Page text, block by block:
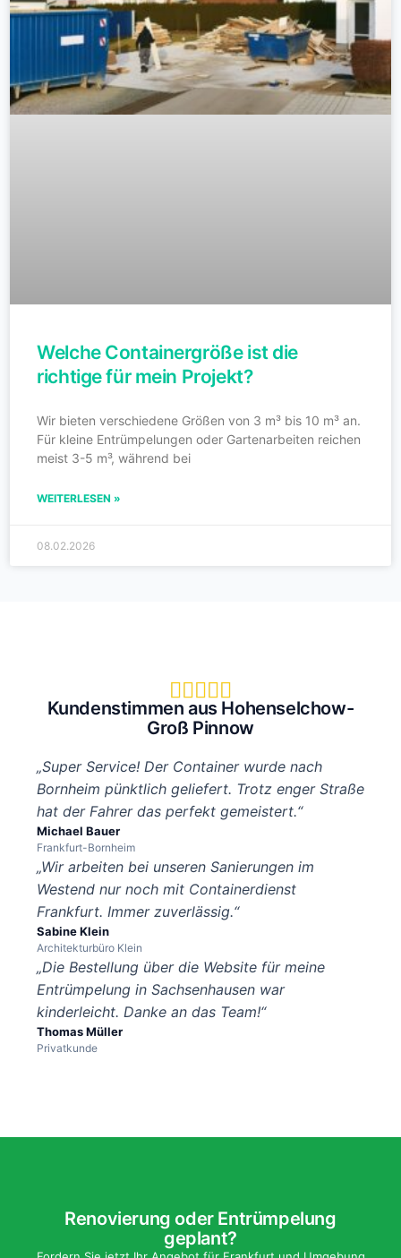
Welche Containergröße ist die
richtige für mein Projekt?
Wir bieten verschiedene Größen von 3 m³ bis 10 m³ an.
Für kleine Entrümpelungen oder Gartenarbeiten reichen
meist 3-5 m³, während bei
WEITERLESEN »
08.02.2026
    
Kundenstimmen aus Hohenselchow-
Groß Pinnow
„Super Service! Der Container wurde nach
Bornheim pünktlich geliefert. Trotz enger Straße
hat der Fahrer das perfekt gemeistert.“
Michael Bauer
Frankfurt-Bornheim
„Wir arbeiten bei unseren Sanierungen im
Westend nur noch mit Containerdienst
Frankfurt. Immer zuverlässig.“
Sabine Klein
Architekturbüro Klein
„Die Bestellung über die Website für meine
Entrümpelung in Sachsenhausen war
kinderleicht. Danke an das Team!“
Thomas Müller
Privatkunde
Renovierung oder Entrümpelung
geplant?